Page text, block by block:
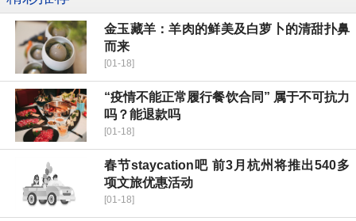
金玉藏羊：羊肉的鲜美及白萝卜的清甜扑鼻
而来
[01-18]
“疫情不能正常履行餐饮合同” 属于不可抗力
吗？能退款吗
[01-18]
春节staycation吧 前3月杭州将推出540多
项文旅优惠活动
[01-18]